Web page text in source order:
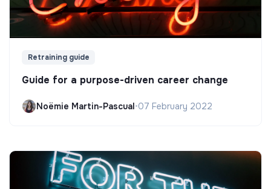
Retraining guide
Guide for a purpose-driven career change
Noëmie Martin-Pascual•07 February 2022